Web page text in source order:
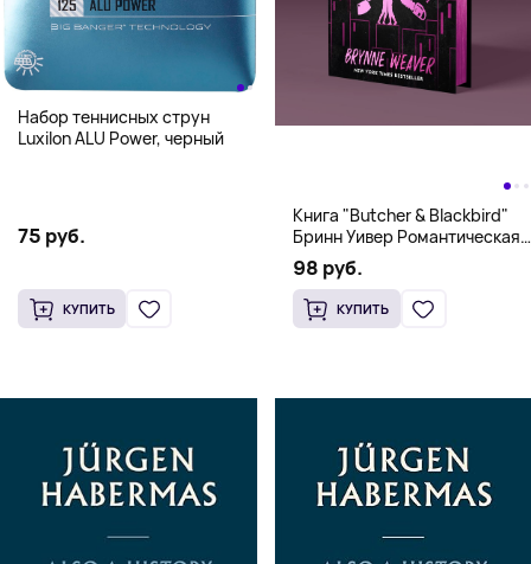
Набор теннисных струн
Luxilon ALU Power, черный
75 руб.
КУПИТЬ
Книга "Butcher & Blackbird"
Бринн Уивер Романтическая
комедия о серийных убийцах
(18+)
98 руб.
КУПИТЬ